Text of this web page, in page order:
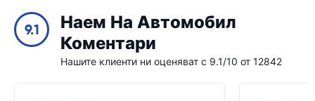
9.1
Наем На Автомобил
Коментари
Нашите клиенти ни оценяват с 9.1/10 от 12842